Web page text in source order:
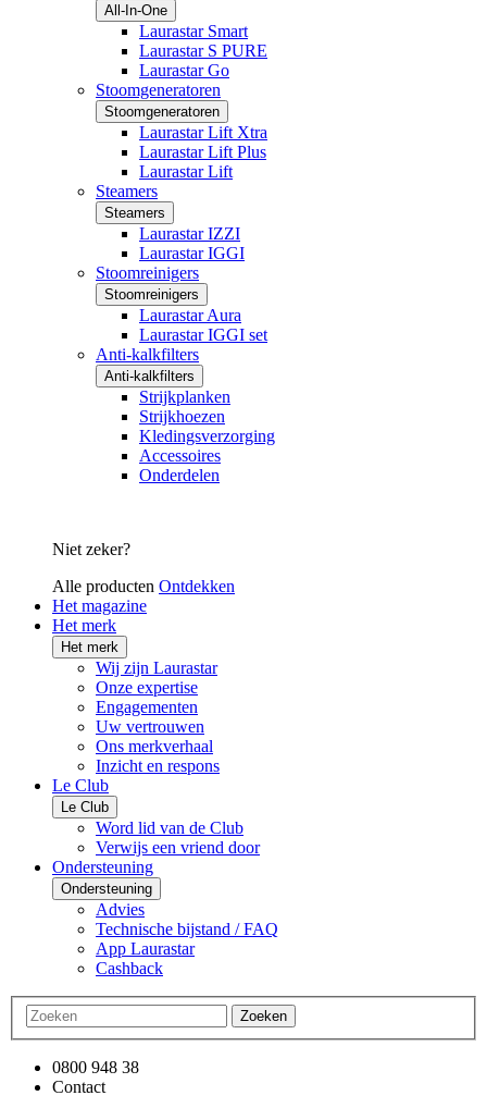
All-In-One
Laurastar Smart
Laurastar S PURE
Laurastar Go
Stoomgeneratoren
Stoomgeneratoren
Laurastar Lift Xtra
Laurastar Lift Plus
Laurastar Lift
Steamers
Steamers
Laurastar IZZI
Laurastar IGGI
Stoomreinigers
Stoomreinigers
Laurastar Aura
Laurastar IGGI set
Anti-kalkfilters
Anti-kalkfilters
Strijkplanken
Strijkhoezen
Kledingsverzorging
Accessoires
Onderdelen
Niet zeker?
Alle producten Ontdekken
Het magazine
Het merk
Het merk
Wij zijn Laurastar
Onze expertise
Engagementen
Uw vertrouwen
Ons merkverhaal
Inzicht en respons
Le Club
Le Club
Word lid van de Club
Verwijs een vriend door
Ondersteuning
Ondersteuning
Advies
Technische bijstand / FAQ
App Laurastar
Cashback
Zoeken
0800 948 38
Contact